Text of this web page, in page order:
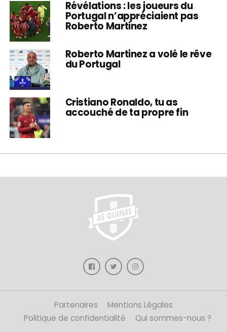
Révélations : les joueurs du
Portugal n’appréciaient pas
Roberto Martinez
Roberto Martinez a volé le rêve
du Portugal
Cristiano Ronaldo, tu as
accouché de ta propre fin
Partenaires
Mentions Légales
Politique de confidentialité
Qui sommes-nous ?